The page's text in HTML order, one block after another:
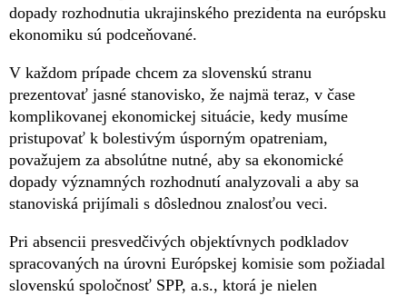
dopady rozhodnutia ukrajinského prezidenta na európsku
ekonomiku sú podceňované.
V každom prípade chcem za slovenskú stranu
prezentovať jasné stanovisko, že najmä teraz, v čase
komplikovanej ekonomickej situácie, kedy musíme
pristupovať k bolestivým úsporným opatreniam,
považujem za absolútne nutné, aby sa ekonomické
dopady významných rozhodnutí analyzovali a aby sa
stanoviská prijímali s dôslednou znalosťou veci.
Pri absencii presvedčivých objektívnych podkladov
spracovaných na úrovni Európskej komisie som požiadal
slovenskú spoločnosť SPP, a.s., ktorá je nielen